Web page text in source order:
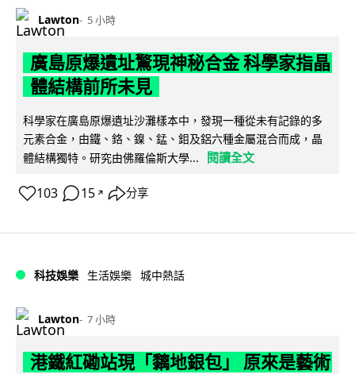
Lawton 5 小時
廣島原爆遺址驚現神秘合金 科學家指晶
體結構前所未見
科學家在廣島原爆遺址沙灘樣本中，發現一種從未有記錄的多
元素合金，由鐵、鉻、鎳、錳、鉬及鋁六種金屬混合而成，晶
體結構獨特。研究由佛羅倫斯大學...
閱讀全文
103 15 ↗ 分享
科技娛樂 生活娛樂 城中熱話
Lawton 7 小時
港鐵紅磡站現「黐地銀包」 原來是藝術